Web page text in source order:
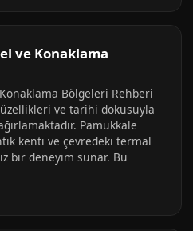
ve Konaklama
Bölgeleri Rehberi
ve tarihi dokusuyla
Pamukkale
kenti ve çevredeki termal
bir deneyim sunar. Bu